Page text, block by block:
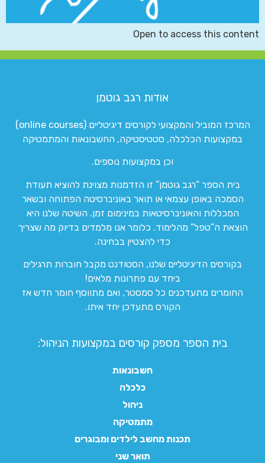
Open to access this content
אודות רגב גוטמן
המרכז המוביל והמקצועי לקורסים דיגיטליים (online courses)
במקצועות הכלכלה, סטטיסטיקה, החשבונאות והמתמטיקה
וכן במקצועות נוספים.
בית הספר “רגב גוטמן” זו הזדמנות מצוינת להוציא תעודת
הסמכה באופן עצמאי או תואר באוניברסיטה הפתוחה ובשאר
המכללות והאוניברסיטאות במינימום זמן. השיטה שלנו היא
הוצאת ה”טפל” מהלימוד. כלומר אנו מלמדים בדיוק מה שצריך
כדי להצטיין בבחינה.
בקורסים הדיגיטליים שלנו, הסטודנט מקבל חוברות תרגילים
ביחד עם פתרונות מלאים!
החומרים מתעדכנים כל סמסטר, ואם מתווסף חומר חדש אז
הקורס מתעדכן יחד איתו.
בית הספר מספק קורסים במקצועות הניהול:
חשבונאות
כלכלה
ניהול
מתמטיקה
תכנות מחשב לילדים ומבוגרים
תואר שני